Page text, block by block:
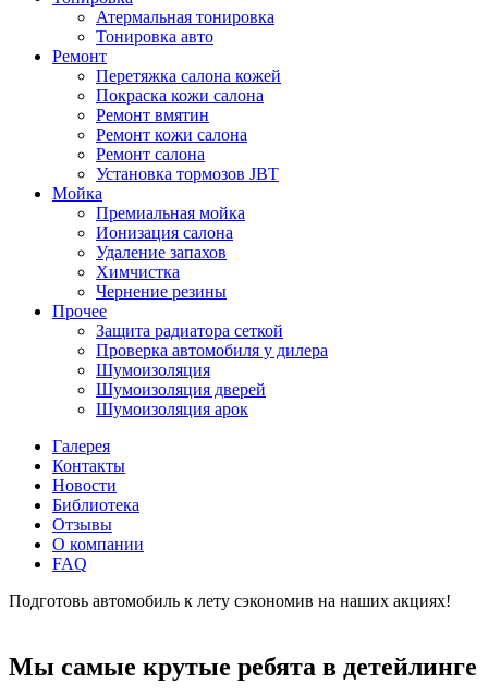
Атермальная тонировка
Тонировка авто
Ремонт
Перетяжка салона кожей
Покраска кожи салона
Ремонт вмятин
Ремонт кожи салона
Ремонт салона
Установка тормозов JBT
Мойка
Премиальная мойка
Ионизация салона
Удаление запахов
Химчистка
Чернение резины
Прочее
Защита радиатора сеткой
Проверка автомобиля у дилера
Шумоизоляция
Шумоизоляция дверей
Шумоизоляция арок
Галерея
Контакты
Новости
Библиотека
Отзывы
О компании
FAQ
Подготовь автомобиль к лету сэкономив на наших акциях!
Мы самые крутые ребята в детейлинге